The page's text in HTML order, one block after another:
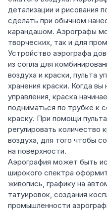
детализации и рисования
сделать при обычном
карандашом. Аэрографы
творческих, так и для
Устройство аэрографа
из сопла для
воздуха и краски, пульта
хранения краски. Когда
управления, краска
подниматься по трубке к
краску. При помощи
регулировать количество
воздуха, для того чтобы
на поверхности.
Аэрография может быть
широкого спектра
живопись, графику на
татуировок, создания
промышленности